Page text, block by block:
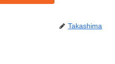
Takashima